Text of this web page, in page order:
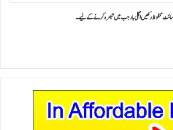
محفوظ رکھیں اگلی بار جب میں تبصرہ کرنے کےلیے۔